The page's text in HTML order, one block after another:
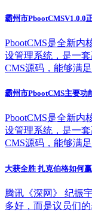
霸州市PbootCMSV1.0.0
PbootCMS是全新内
设管理系统，是一
CMS源码，能够满足
霸州市PbootCMS主要功
PbootCMS是全新内
设管理系统，是一
CMS源码，能够满足
大获全胜 扎克伯格如何
腾讯《深网》 纪振
多好，而是议员们